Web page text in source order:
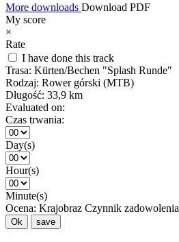
More downloads Download PDF
My score
×
Rate
I have done this track
Trasa: Kürten/Bechen "Splash Runde"
Rodzaj: Rower górski (MTB)
Długość: 33,9 km
Evaluated on:
Czas trwania:
Day(s)
Hour(s)
Minute(s)
Ocena: Krajobraz Czynnik zadowolenia
Ok save